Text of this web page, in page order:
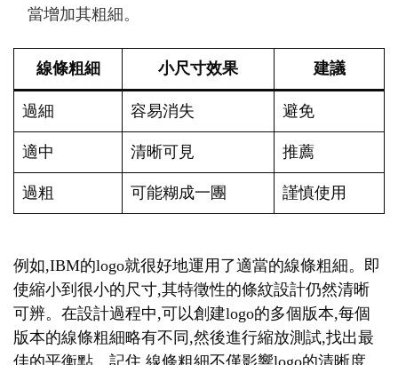
當增加其粗細。
線條粗細 小尺寸效果 建議
過細 容易消失 避免
適中 清晰可見 推薦
過粗 可能糊成一團 謹慎使用
例如,IBM的logo就很好地運用了適當的線條粗細。即
使縮小到很小的尺寸,其特徵性的條紋設計仍然清晰
可辨。在設計過程中,可以創建logo的多個版本,每個
版本的線條粗細略有不同,然後進行縮放測試,找出最